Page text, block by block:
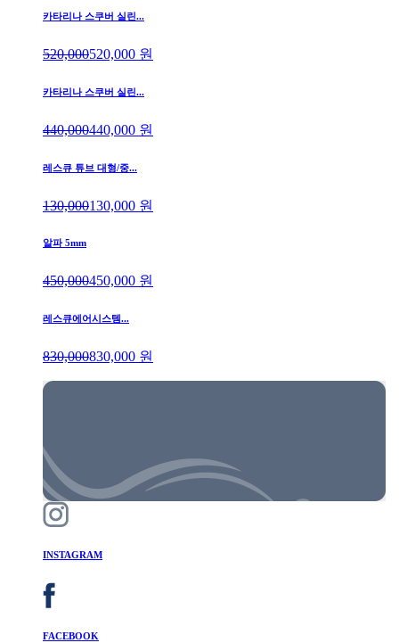
카타리나 스쿠버 실린...
520,000520,000 원
카타리나 스쿠버 실린...
440,000440,000 원
레스큐 튜브 대형/중...
130,000130,000 원
알파 5mm
450,000450,000 원
레스큐에어시스템...
830,000830,000 원
INSTAGRAM
FACEBOOK